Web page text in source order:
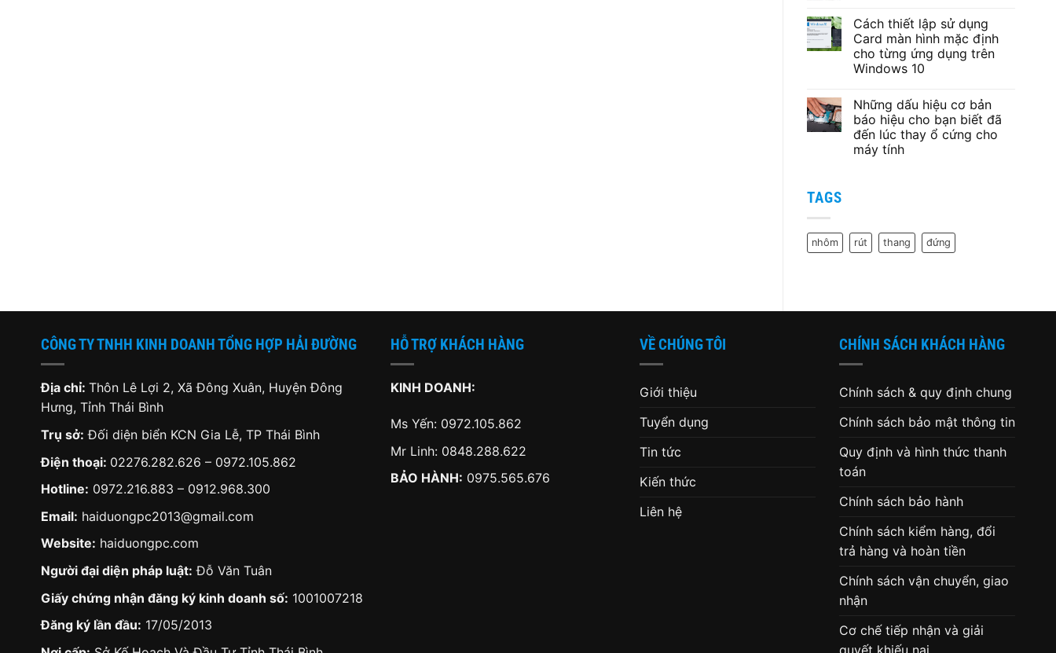
Wifi
Chuẩn
AC1200
Tenda
AC5
bình
luận
ở
Lựa
chọn
keo
nào
cho
chiếc
PC
của
bạn?
Cách thiết lập sử dụng
Card màn hình mặc định
cho từng ứng dụng trên
Windows 10
bình
luận
ở
Cách
thiết
lập
cho
từng
Những dấu hiệu cơ bản
báo hiệu cho bạn biết đã
đến lúc thay ổ cứng cho
máy tính
hiệu
cơ
lúc
thay
máy
tính
TAGS
nhôm rút thang đứng
CÔNG TY TNHH KINH DOANH TỔNG HỢP HẢI ĐƯỜNG
Địa chỉ: Thôn Lê Lợi 2, Xã Đông Xuân, Huyện Đông
Hưng, Tỉnh Thái Bình
Trụ sở: Đối diện biển KCN Gia Lễ, TP Thái Bình
Điện thoại: 02276.282.626 – 0972.105.862
Hotline: 0972.216.883 – 0912.968.300
Email: haiduongpc2013@gmail.com
Website: haiduongpc.com
Người đại diện pháp luật: Đỗ Văn Tuân
Giấy chứng nhận đăng ký kinh doanh số: 1001007218
Đăng ký lần đầu: 17/05/2013
HỖ TRỢ KHÁCH HÀNG
KINH DOANH:
Ms Yến: 0972.105.862
Mr Linh: 0848.288.622
BẢO HÀNH: 0975.565.676
VỀ CHÚNG TÔI
Giới thiệu
Tuyển dụng
Tin tức
Kiến thức
Liên hệ
CHÍNH SÁCH KHÁCH HÀNG
Chính sách & quy định chung
Chính sách bảo mật thông tin
Quy định và hình thức thanh
toán
Chính sách bảo hành
Chính sách kiểm hàng, đổi
trả hàng và hoàn tiền
Chính sách vận chuyển, giao
nhận
Cơ chế tiếp nhận và giải